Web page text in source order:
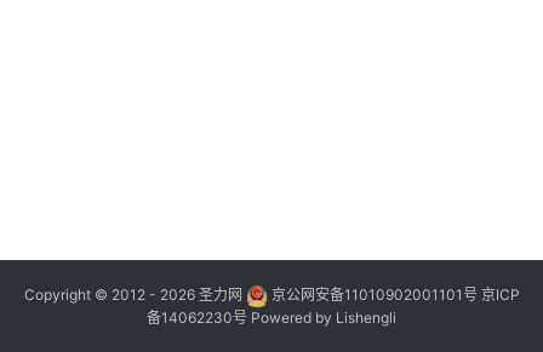
Copyright © 2012 - 2026 圣力网 京公网安备11010902001101号 京ICP
备14062230号 Powered by Lishengli